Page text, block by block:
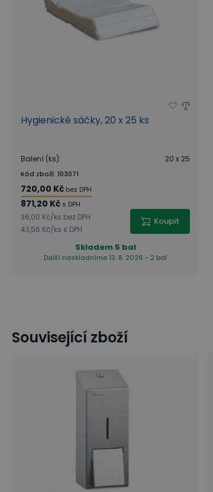
Hygienické sáčky, 20 x 25 ks
Balení (ks): 20 x 25
Kód zboží: 103071
720,00 Kč bez DPH
871,20 Kč s DPH
36,00 Kč/ks bez DPH
43,56 Kč/ks s DPH
Koupit
Skladem 5 bal
Další naskladníme 13. 8. 2026 - 2 bal
Související zboží